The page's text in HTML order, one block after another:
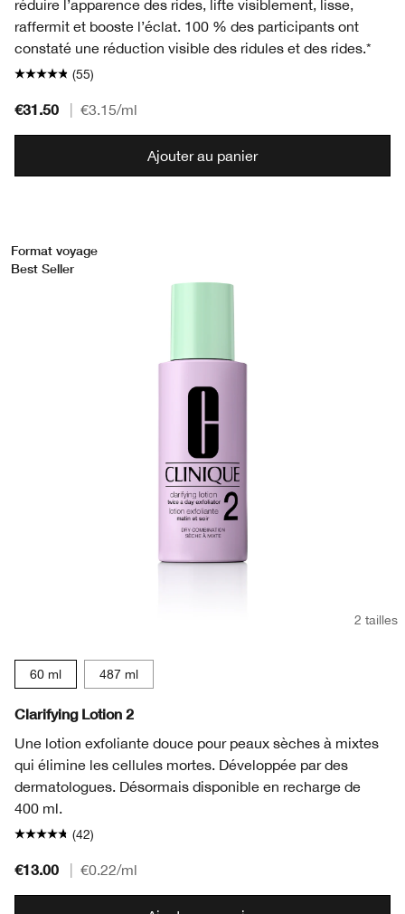
réduire l’apparence des rides, lifte visiblement, lisse,
raffermit et booste l’éclat. 100 % des participants ont
constaté une réduction visible des ridules et des rides.*
(55)
€31.50 €3.15/ml
Ajouter au panier
Format voyage
Best Seller
2 tailles
60 ml 487 ml
Clarifying Lotion 2
Une lotion exfoliante douce pour peaux sèches à mixtes
qui élimine les cellules mortes. Développée par des
dermatologues. Désormais disponible en recharge de
400 ml.
(42)
€13.00 €0.22/ml